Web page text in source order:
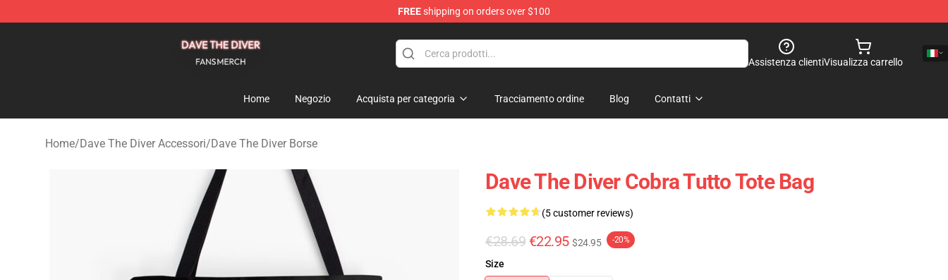
FREEshipping on orders over $100
Assistenza clientiVisualizza carrello
Home Negozio Acquista per categoria Tracciamento ordine Blog Contatti
Home/Dave The Diver Accessori/Dave The Diver Borse
Dave The Diver Cobra Tutto Tote Bag
(5 customer reviews)
€28.69 €22.95 $24.95 -20%
Size